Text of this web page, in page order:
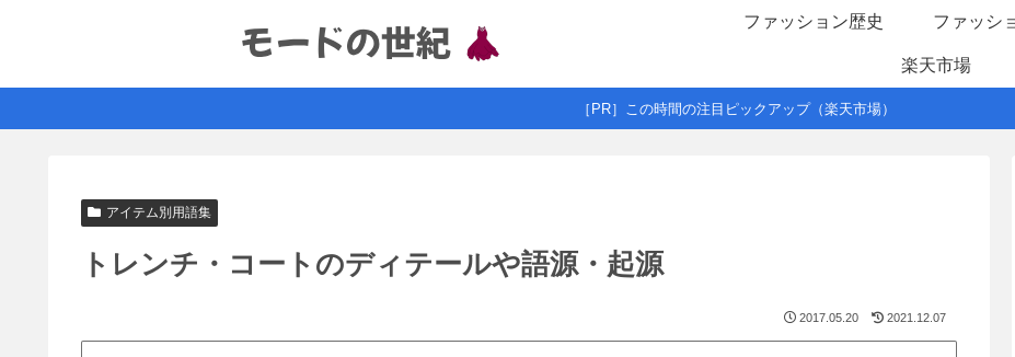
ファッション歴史 ファッシ
楽天市場
［PR］この時間の注目ピックアップ（楽天市場）
アイテム別用語集
トレンチ・コートのディテールや語源・起源
2017.05.20 2021.12.07